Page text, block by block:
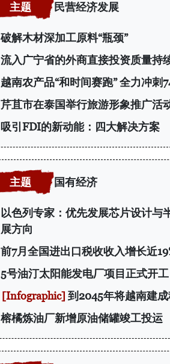
民营经济发展
破解木材深加工原料“瓶颈”
流入广宁省的外商直接投资质量持
越南农产品“和时间赛跑” 全力冲刺
芹苴市在泰国举行旅游形象推广活
吸引FDI的新动能：四大解决方案
国有经济
以色列专家：优先发展芯片设计与
展方向
前7月全国进出口税收收入增长近
5号油汀太阳能发电厂项目正式开工
到2045年将越南建
榕橘炼油厂新增原油储罐竣工投运